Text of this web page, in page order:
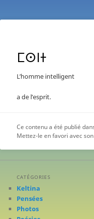
ⵎⵙⵏⵜ
L’homme intelligent
a de l’esprit.
Ce contenu a été publié
Mettez-le en favori avec son
CATÉGORIES
Keltina
Pensées
Photos